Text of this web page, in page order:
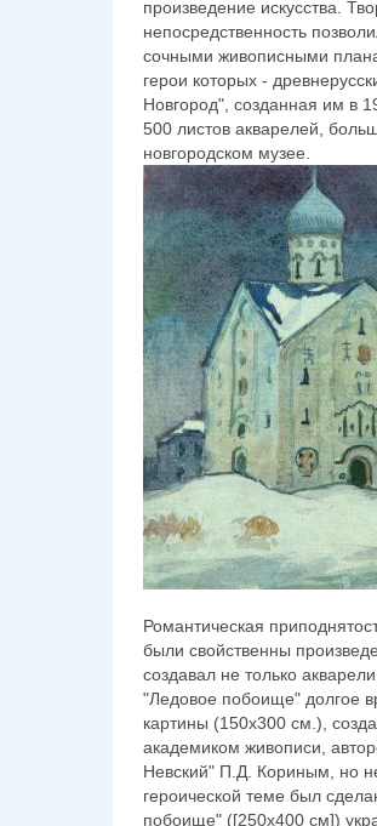
произведение искусства.
непосредственность
сочными живописными
герои которых -
Новгород", созданная им в
500 листов акварелей,
новгородском музее.
Романтическая
были свойственны
создавал не только
"Ледовое побоище" долгое
картины (150х300 см.),
академиком живописи,
Невский" П.Д. Кориным, но
героической теме был
побоище" ([250х400 см])